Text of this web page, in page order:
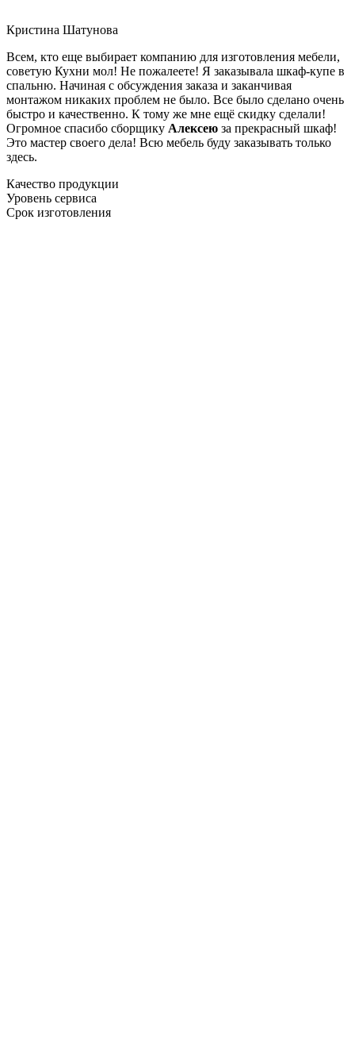
Кристина Шатунова
Всем, кто еще выбирает компанию для изготовления мебели,
советую Кухни мол! Не пожалеете! Я заказывала шкаф-купе в
спальню. Начиная с обсуждения заказа и заканчивая
монтажом никаких проблем не было. Все было сделано очень
быстро и качественно. К тому же мне ещё скидку сделали!
Огромное спасибо сборщику Алексею за прекрасный шкаф!
Это мастер своего дела! Всю мебель буду заказывать только
здесь.
Качество продукции
Уровень сервиса
Срок изготовления